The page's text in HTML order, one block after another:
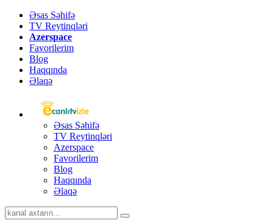
Əsas Səhifə
TV Reytinqləri
Azerspace
Favorilerim
Blog
Haqqında
Əlaqə
Əsas Səhifə
TV Reytinqləri
Azerspace
Favorilerim
Blog
Haqqında
Əlaqə